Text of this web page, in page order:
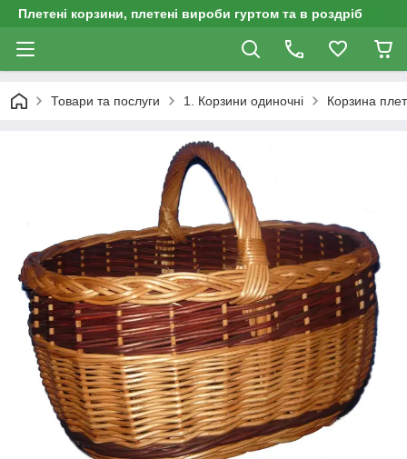
Плетені корзини, плетені вироби гуртом та в роздріб
Товари та послуги 1. Корзини одиночні Корзина